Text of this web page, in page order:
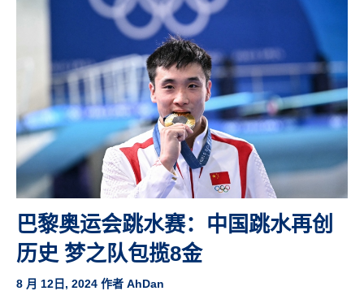
巴黎奥运会跳水赛：中国跳水再创
历史 梦之队包揽8金
8 月 12日, 2024 作者 AhDan